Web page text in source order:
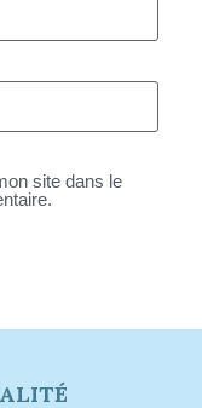
site dans le